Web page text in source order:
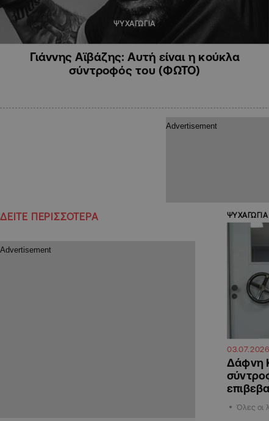
ΨΥΧΑΓΩΓΙΑ
Γιάννης Αϊβάζης: Αυτή είναι η κούκλα
σύντροφός του (ΦΩΤΟ)
ΔΕΙΤΕ ΠΕΡΙΣΣΟΤΕΡΑ ΨΥΧΑΓΩΓΙΑ
03.07.2026
Δάφνη
Όλες οι